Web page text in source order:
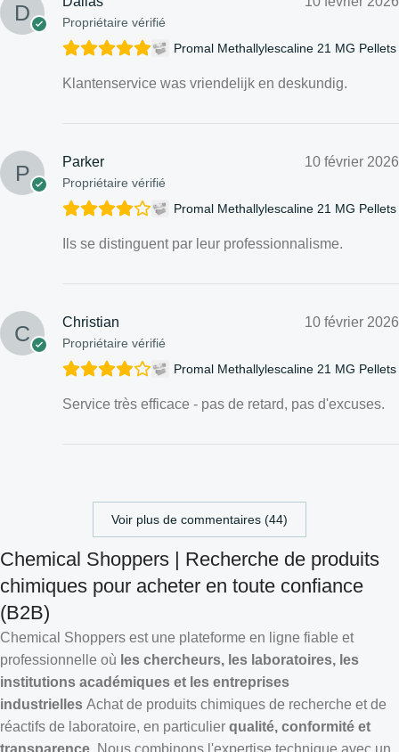
Propriétaire vérifié
Promal Methallylescaline 21 MG Pellets
Klantenservice was vriendelijk en deskundig.
Parker
Propriétaire vérifié
10 février 2026
Promal Methallylescaline 21 MG Pellets
Ils se distinguent par leur professionnalisme.
Christian
Propriétaire vérifié
10 février 2026
Promal Methallylescaline 21 MG Pellets
Service très efficace - pas de retard, pas d'excuses.
Voir plus de commentaires (44)
Chemical Shoppers | Recherche de produits
chimiques pour acheter en toute confiance
(B2B)
Chemical Shoppers est une plateforme en ligne fiable et
professionnelle où les chercheurs, les laboratoires, les
institutions académiques et les entreprises
industrielles Achat de produits chimiques de recherche et de
réactifs de laboratoire, en particulier qualité, conformité et